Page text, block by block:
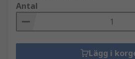
Antal
Lägg i